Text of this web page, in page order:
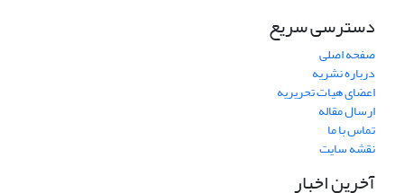
دسترسی سریع
صفحه اصلی
درباره نشریه
اعضای هیات تحریریه
ارسال مقاله
تماس با ما
نقشه سایت
آخرین اخبار